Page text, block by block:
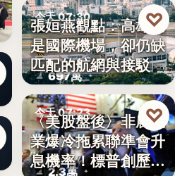
今天 07:30
航空政策
697萬
張姮燕觀點：高雄已
是國際機場，卻仍缺
匹配的航網與接駁
♡
今天 07:23
美股財經
2.3萬
〈美股盤後〉非農就
業爆冷拖累聯準會升
息機率！標普創歷史
♡